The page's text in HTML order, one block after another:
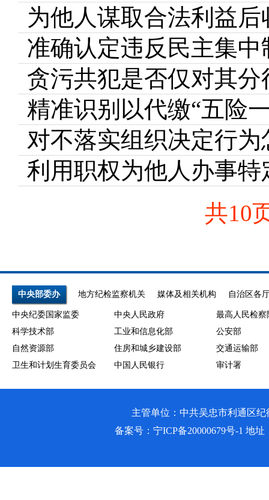
为他人谋取合法利益
准确认定违反民主集中
贪污共犯是否仅对其
精准识别以代缴“五险
对不落实组织决定行为
共10
中央部委办 地方纪检监察机关 媒体及相关机构 自治区各
中央纪委国家监委 中央人民政府
最高人民检察
科学技术部
工业和信息化部
公安部
自然资源部
住房和城乡建设部
交通运输部
卫生和计划生育委员会
中国人民银行 审计署
主管单位：中共吴忠市利通区
备案号： 宁ICP备20000679号-1 地址